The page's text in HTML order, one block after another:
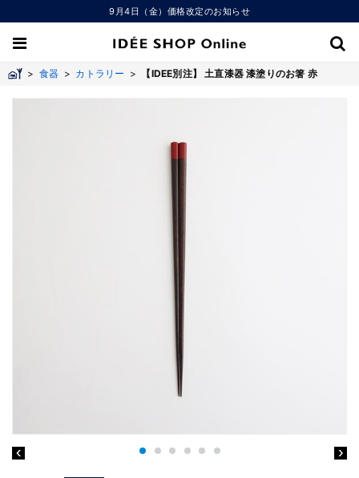
9月4日（金）価格改定のお知らせ
> 食器 > カトラリー > 【IDEE別注】 土直漆器 漆塗りのお箸 赤